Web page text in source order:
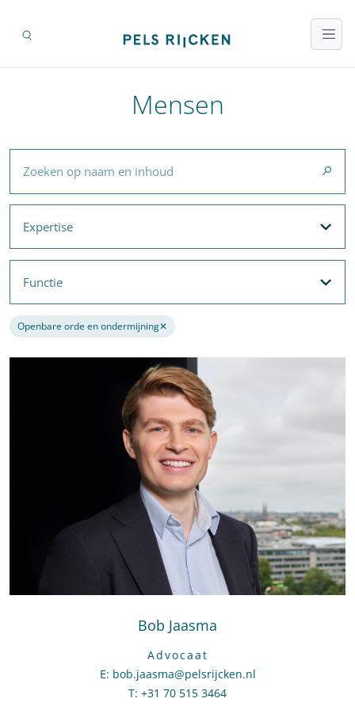
Mensen
Zoeken op naam en inhoud
Expertise
Expertise
Filteropties
Functie
Functie
Filteropties
Verwijder de filter
Openbare orde en ondermijning✕
Bob Jaasma
Advocaat
E: Stuur een e-mail naar Bob Jaasma
bob.jaasma@pelsrijcken.nl
T: Bel naar Bob Jaasma
+31 70 515 3464